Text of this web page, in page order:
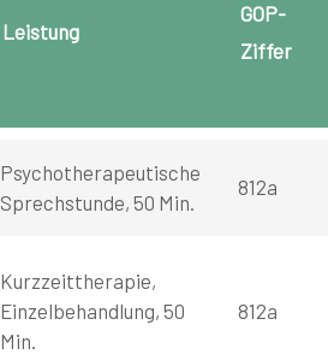
Leistung
GOP-
Ziffer
Psychotherapeutische
Sprechstunde, 50 Min.
812a
Kurzzeittherapie,
Einzelbehandlung, 50
Min.
812a